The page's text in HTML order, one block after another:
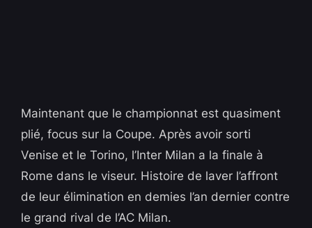
Maintenant que le championnat est quasiment
plié, focus sur la Coupe. Après avoir sorti
Venise et le Torino, l’Inter Milan a la finale à
Rome dans le viseur. Histoire de laver l’affront
de leur élimination en demies l’an dernier contre
le grand rival de l’AC Milan.